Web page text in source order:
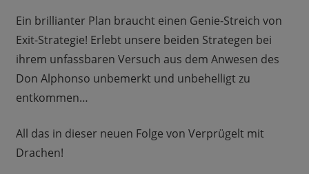
Ein brillianter Plan braucht einen Genie-Streich von
Exit-Strategie! Erlebt unsere beiden Strategen bei
ihrem unfassbaren Versuch aus dem Anwesen des
Don Alphonso unbemerkt und unbehelligt zu
entkommen…
All das in dieser neuen Folge von Verprügelt mit
Drachen!